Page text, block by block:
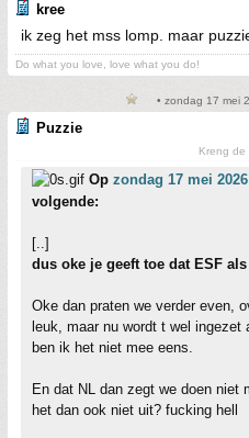
kree
ik zeg het mss lomp. maar
Do what you love, love what you do!
• zondag 17 mei
Puzzie
Kreng de
Op zondag 17 mei
volgende:
[..]
dus oke je geeft toe dat ESF
Oke dan praten we verder even,
leuk, maar nu wordt t wel
ben ik het niet mee eens.
En dat NL dan zegt we doen niet
het dan ook niet uit? fucking hell